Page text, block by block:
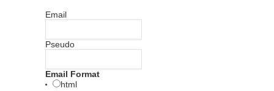
Email
Pseudo
Email Format
html